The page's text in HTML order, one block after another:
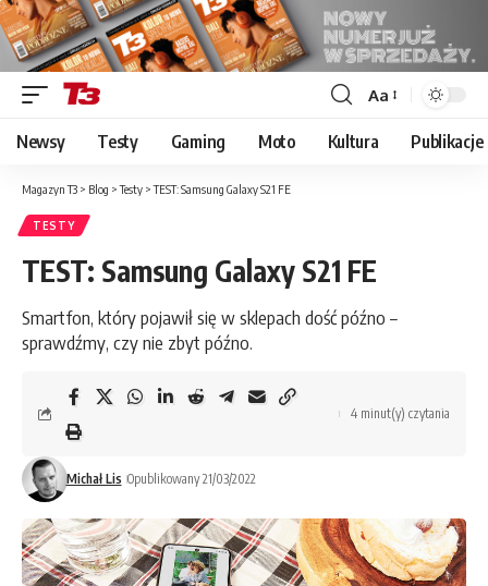
Font
Resizer
Aa
Newsy Testy Gaming Moto Kultura Publikacje
Magazyn T3 > Blog >Testy >TEST: Samsung Galaxy S21 FE
TESTY
TEST: Samsung Galaxy S21 FE
Smartfon, który pojawił się w sklepach dość późno –
sprawdźmy, czy nie zbyt późno.
Michał Lis Opublikowany 21/03/2022
4 minut(y) czytania